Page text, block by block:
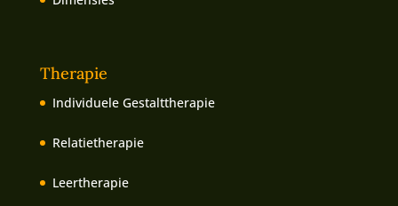
Therapie
Individuele Gestalttherapie
Relatietherapie
Leertherapie